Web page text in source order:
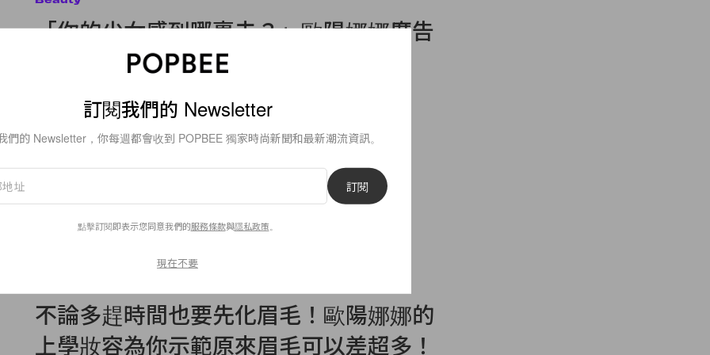
「你的少女感到哪裏去？」歐陽娜娜廣告
妝容被網民揶揄像老了 10 歲！
Crystal Chan/2018年11月14日
不論多趕時間也要先化眉毛！歐陽娜娜的
上學妝容為你示範原來眉毛可以差超多！
訂閱我們的 Newsletter
們的 Newsletter，你每週都會收到 POPBEE 獨家時尚新聞和最新潮流資訊。
訂閱
點擊訂閱即表示您同意我們的服務條款與隱私政策
現在不要